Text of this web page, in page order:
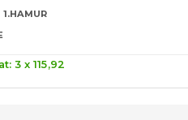
1.HAMUR
3 x115,92